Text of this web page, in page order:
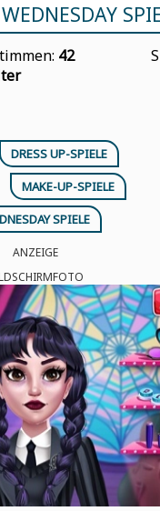
WEDNESDAY
42
DRESS UP-SPIELE
MAKE-UP-SPIELE
SPIELE
ANZEIGE